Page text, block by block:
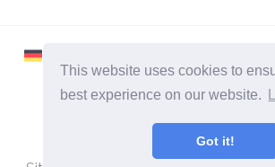
This website uses cookies to
best experience on our website.
Got it!
2026 ©
Semua Kategori